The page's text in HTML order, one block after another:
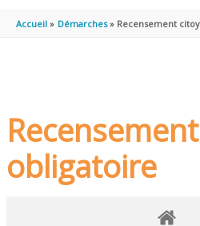
Accueil Démarches Recensement
obligatoire